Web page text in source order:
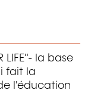
LIFE"- la base
fait la
l'éducation